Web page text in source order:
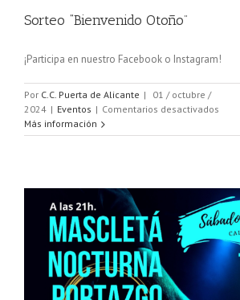
Sorteo “Bienvenido Otoño”
¡Participa en nuestro Facebook o Instagram!
Por C.C. Puerta de Alicante |
01 / octubre /
2024 | Eventos | Comentarios desactivados
Más información